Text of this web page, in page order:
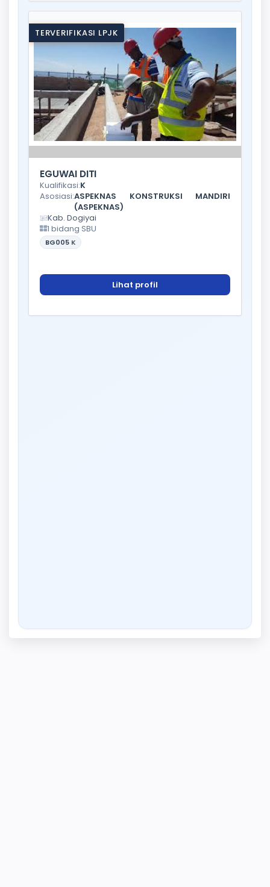
TERVERIFIKASI LPJK
EGUWAI DITI
Kualifikasi:K
Asosiasi:ASPEKNAS KONSTRUKSI MANDIRI
(ASPEKNAS)
Kab. Dogiyai
1 bidang SBU
BG005 K
Lihat profil